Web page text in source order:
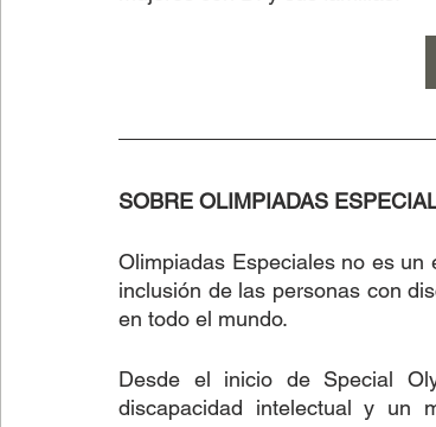
SOBRE OLIMPIADAS
Olimpiadas Especiales no es
inclusión de las personas con
en todo el mundo.
Desde el inicio de Special
discapacidad intelectual y un